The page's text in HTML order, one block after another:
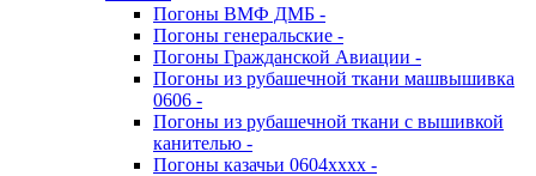
Погоны ВМФ ДМБ -
Погоны генеральские -
Погоны Гражданской Авиации -
Погоны из рубашечной ткани машвышивка
0606 -
Погоны из рубашечной ткани с вышивкой
канителью -
Погоны казачьи 0604хххх -